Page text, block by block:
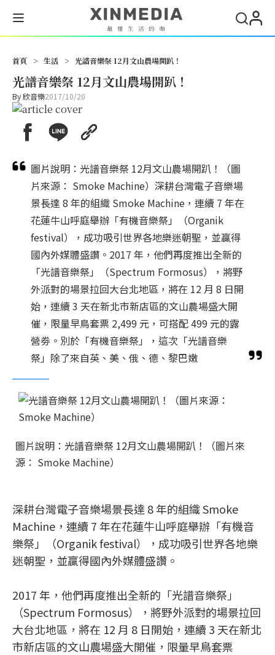
首頁 > 生活 > 光譜音樂祭 12月文山農場開趴！
光譜音樂祭 12月文山農場開趴！
By欣音樂2017/10/20
圖片說明：光譜音樂祭 12月文山農場開趴！（圖
片來源： Smoke Machine）深耕台灣電子音樂場
景長達 8 年的組織 Smoke Machine，連續 7 年在
花蓮牛山呼庭舉辦「有機音樂祭」（Organik
festival），成功吸引世界各地樂迷朝聖，並贏得
國內外媒體盛讚。2017 年，他們再度推出全新的
「光譜音樂祭」（Spectrum Formosus），將野
外派對的場景拉回大台北地區，將在 12 月 8 日開
始，連續 3 天在新北市新店區的文山農場盛大開
催，限量早鳥套票 2,499 元，可搭配 499 元的露
營劵。別於「有機音樂祭」，這次「光譜音樂
祭」除了來自英、美、俄、德、黎巴嫩
圖片說明：光譜音樂祭 12月文山農場開趴！（圖片來
源： Smoke Machine）
深耕台灣電子音樂場景長達 8 年的組織 Smoke
Machine，連續 7 年在花蓮牛山呼庭舉辦「有機音
樂祭」（Organik festival），成功吸引世界各地樂
迷朝聖，並贏得國內外媒體盛讚。
2017 年，他們再度推出全新的「光譜音樂祭」
（Spectrum Formosus），將野外派對的場景拉回
大台北地區，將在 12 月 8 日開始，連續 3 天在新北
市新店區的文山農場盛大開催，限量早鳥套票